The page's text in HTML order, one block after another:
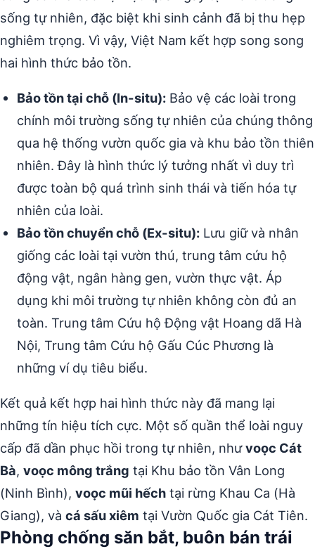
sống tự nhiên, đặc biệt khi sinh cảnh đã bị thu hẹp
nghiêm trọng. Vì vậy, Việt Nam kết hợp song song
hai hình thức bảo tồn.
Bảo tồn tại chỗ (In-situ): Bảo vệ các loài trong
chính môi trường sống tự nhiên của chúng thông
qua hệ thống vườn quốc gia và khu bảo tồn thiên
nhiên. Đây là hình thức lý tưởng nhất vì duy trì
được toàn bộ quá trình sinh thái và tiến hóa tự
nhiên của loài.
Bảo tồn chuyển chỗ (Ex-situ): Lưu giữ và nhân
giống các loài tại vườn thú, trung tâm cứu hộ
động vật, ngân hàng gen, vườn thực vật. Áp
dụng khi môi trường tự nhiên không còn đủ an
toàn. Trung tâm Cứu hộ Động vật Hoang dã Hà
Nội, Trung tâm Cứu hộ Gấu Cúc Phương là
những ví dụ tiêu biểu.
Kết quả kết hợp hai hình thức này đã mang lại
những tín hiệu tích cực. Một số quần thể loài nguy
cấp đã dần phục hồi trong tự nhiên, nhưvoọc Cát
Bà, voọc mông trắng tại Khu bảo tồn Vân Long
(Ninh Bình), voọc mũi hếch tại rừng Khau Ca (Hà
Giang), và cá sấu xiêm tại Vườn Quốc gia Cát Tiên.
Phòng chống săn bắt, buôn bán trái